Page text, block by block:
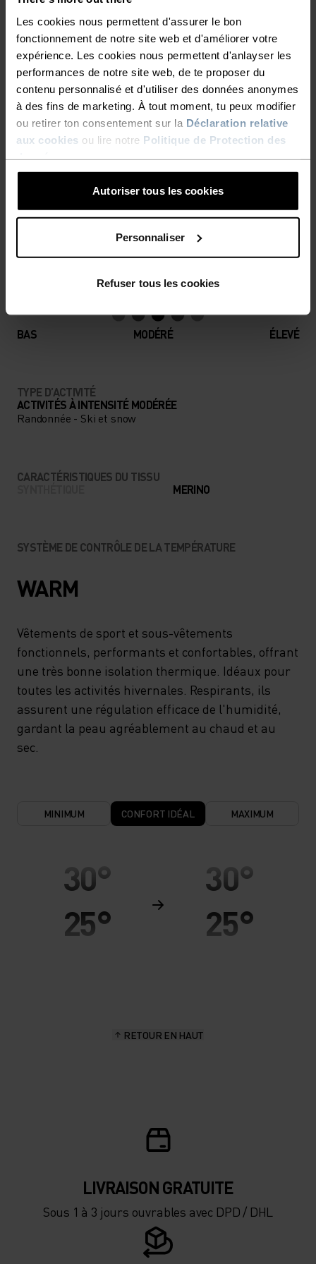
Les cookies nous permettent d'assurer le bon
fonctionnement de notre site web et d'améliorer votre
expérience. Les cookies nous permettent d'anlayser les
performances de notre site web, de te proposer du
contenu personnalisé et d'utiliser des données anonymes
à des fins de marketing. À tout moment, tu peux modifier
ou retirer ton consentement sur la Déclaration relative
aux cookies ou lire notre Politique de Protection des
Autoriser tous les cookies
Personnaliser
Refuser tous les cookies
PARFAIT POUR SKIER, FAIRE
DE LA PLANCHE OU
S'HABILLER LORS DES
FROIDES JOURNÉES D'HIVER,
AVEC LA LAINE MÉRINOS
ODLO VOUS GARDEZ VOS
ENFANTS AU CHAUD ET À
L'AISE TOUT AU LONG DE
LEURS AVENTURES
HIVERNALES. PROCHE DU
CORPS ET CONÇU POUR SE
POSER EN DOUCEUR SUR LA
100% MÉRINOS WARM
D'ODLO EST VOTRE NOUVEL
PRÉFÉRÉ.
hivernales. Proche du corps et conçu pour se
poser en douceur sur la peau, le Set long Natural
100% Mérinos Warm d'Odlo est votre nouvel
essentiel d'hiver préféré.
CONFORT MAXIMUM.
FONCTIONNALITÉ INÉGALÉE.
Des base layers hors pair qui te suivront partout.
BAS MODÉRÉ ÉLEVÉ
TYPE D’ACTIVITÉ
ACTIVITÉS À INTENSITÉ MODÉRÉE
Randonnée - Ski et snow
CARACTÉRISTIQUES DU TISSU
MERINO
SYSTÈME DE CONTRÔLE DE LA TEMPÉRATURE
WARM
Vêtements de sport et sous-vêtements
fonctionnels, performants et confortables, offrant
une très bonne isolation thermique. Idéaux pour
toutes les activités hivernales. Respirants, ils
assurent une régulation efficace de l'humidité,
gardant la peau agréablement au chaud et au
sec.
MINIMUM CONFORT IDÉAL MAXIMUM
30°
25°
-5°
30°
25°
-5°
RETOUR EN HAUT
LIVRAISON GRATUITE
Sous 1 à 3 jours ouvrables avec DPD / DHL